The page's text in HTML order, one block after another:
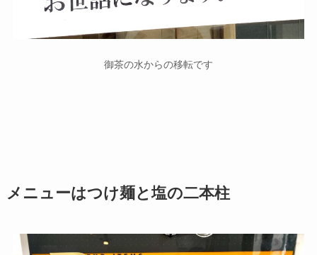
御茶の水からの移転です
メニューはつけ麺と塩の二本柱